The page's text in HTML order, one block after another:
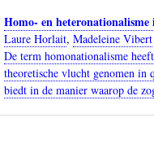
Homo- en
Laure Horlait, Madeleine Vibert
De term homonationalisme
theoretische vlucht genomen in
biedt in de manier waarop de